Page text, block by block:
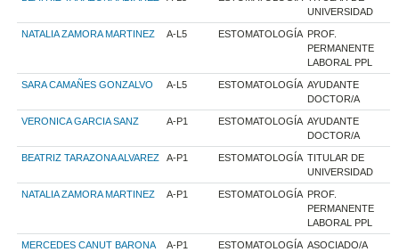
UNIVERSIDAD
NATALIA ZAMORA MARTINEZ A-L5 ESTOMATOLOGÍA PROF.
PERMANENTE
LABORAL PPL
SARA CAMAÑES GONZALVO A-L5 ESTOMATOLOGÍA AYUDANTE
DOCTOR/A
VERONICA GARCIA SANZ A-P1 ESTOMATOLOGÍA AYUDANTE
DOCTOR/A
BEATRIZ TARAZONA ALVAREZ A-P1 ESTOMATOLOGÍA TITULAR DE
UNIVERSIDAD
NATALIA ZAMORA MARTINEZ A-P1 ESTOMATOLOGÍA PROF.
PERMANENTE
LABORAL PPL
MERCEDES CANUT BARONA A-P1 ESTOMATOLOGÍA ASOCIADO/A